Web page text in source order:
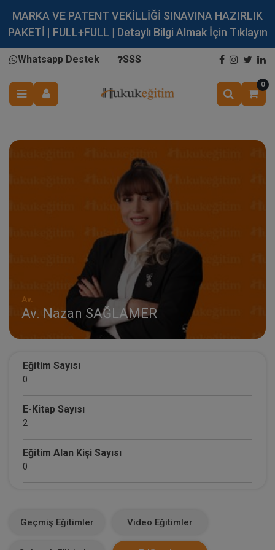
MARKA VE PATENT VEKİLLİĞİ SINAVINA HAZIRLIK
PAKETİ | FULL+FULL | Detaylı Bilgi Almak İçin Tıklayın
Whatsapp Destek SSS
0
Av.
Av. Nazan SAĞLAMER
Eğitim Sayısı
0
E-Kitap Sayısı
2
Eğitim Alan Kişi Sayısı
0
Geçmiş Eğitimler Video Eğitimler